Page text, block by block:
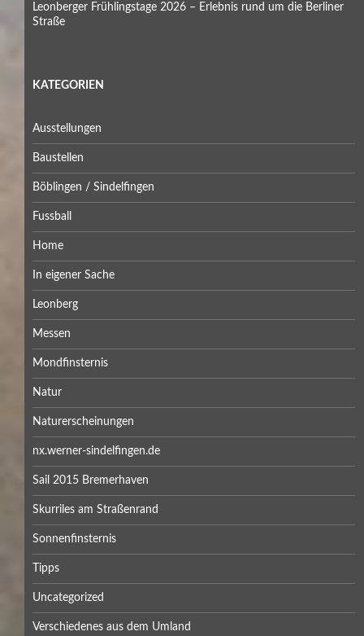
Leonberger Frühlingstage 2026 – Erlebnis rund um die Berliner
Straße
KATEGORIEN
Ausstellungen
Baustellen
Böblingen / Sindelfingen
Fussball
Home
In eigener Sache
Leonberg
Messen
Mondfinsternis
Natur
Naturerscheinungen
nx.werner-sindelfingen.de
Sail 2015 Bremerhaven
Skurriles am Straßenrand
Sonnenfinsternis
Tipps
Uncategorized
Verschiedenes aus dem Umland